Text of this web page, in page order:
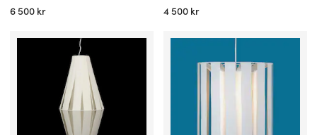
6 500 kr
4 500 kr